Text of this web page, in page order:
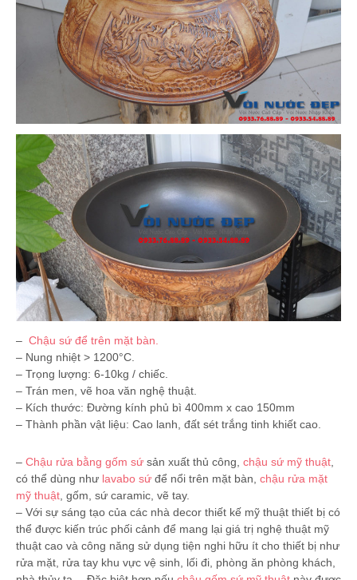
– Chậu sứ để trên mặt bàn.
– Nung nhiệt > 1200°C.
– Trọng lượng: 6-10kg / chiếc.
– Trán men, vẽ hoa văn nghệ thuật.
– Kích thước: Ðường kính phủ bì 400mm x cao 150mm
– Thành phần vật liệu: Cao lanh, đất sét trắng tinh khiết cao.
– Chậu rửa bằng gốm sứ sản xuất thủ công, chậu sứ mỹ thuật,
có thể dùng như lavabo sứ để nổi trên mặt bàn, chậu rửa mặt
mỹ thuật, gốm, sứ caramic, vẽ tay.
– Với sự sáng tạo của các nhà decor thiết kế mỹ thuật thiết bị có
thể được kiến trúc phối cảnh để mang lại giá trị nghệ thuật mỹ
thuật cao và công năng sử dụng tiện nghi hữu ít cho thiết bị như
rửa mặt, rửa tay khu vực vệ sinh, lối đi, phòng ăn phòng khách,